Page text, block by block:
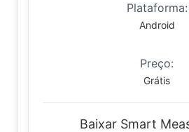
Plataforma:
Android
Preço:
Grátis
Baixar Smart